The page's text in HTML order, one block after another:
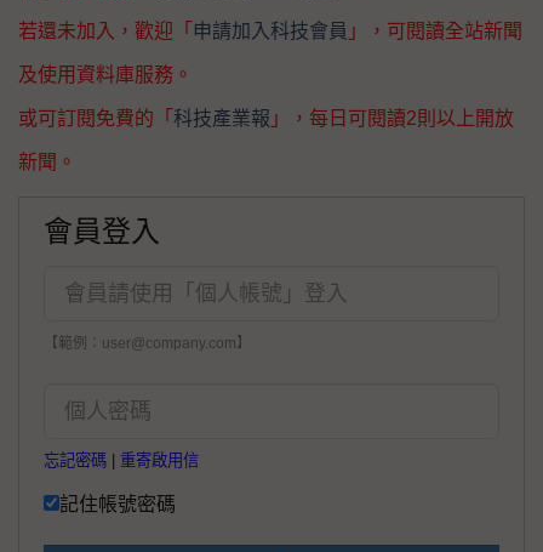
若還未加入，歡迎「 申請加入科技會員 」，可閱讀全站新聞
及使用資料庫服務。
或可訂閱免費的「 科技產業報 」，每日可閱讀2則以上開放
新聞。
會員登入
【範例：user@company.com】
忘記密碼 重寄啟用信
記住帳號密碼